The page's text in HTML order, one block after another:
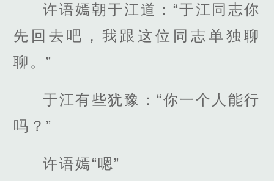
许语嫣朝于江道：“于江同志你
先回去吧，我跟这位同志单独聊
聊。”
于江有些犹豫：“你一个人能行
吗？”
许语嫣“嗯”